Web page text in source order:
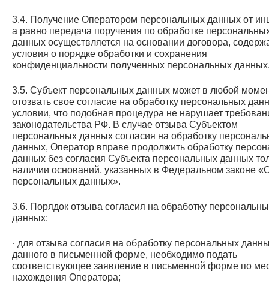
3.4. Получение Оператором персональных данных от
а равно передача поручения по обработке
данных осуществляется на основании договора,
условия о порядке обработки и сохранения
конфиденциальности полученных персональных
3.5. Субъект персональных данных может в любой
отозвать свое согласие на обработку персональных
условии, что подобная процедура не нарушает
законодательства РФ. В случае отзыва Субъектом
персональных данных согласия на обработку
данных, Оператор вправе продолжить обработку
данных без согласия Субъекта персональных данных
наличии оснований, указанных в Федеральном законе
персональных данных».
3.6. Порядок отзыва согласия на обработку
данных:
· для отзыва согласия на обработку персональных
данного в письменной форме, необходимо подать
соответствующее заявление в письменной форме по
нахождения Оператора;